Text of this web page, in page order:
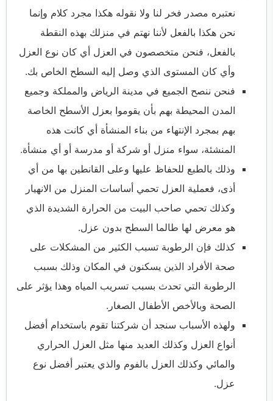
نعتبره مصدر فخر لنا ولا نقوله هكذا مجرد كلام وإنما
نحن هكذا بالفعل لأننا نهتم في منزلك بهذه النقطة
بالفعل، فنحن متخصصون في العزل أي كان نوع العزل
وأي كان المستوى الذي وصل إليه السطح الخاص بك.
فنحن ننصح الجميع في مدينة الرياض والمملكة وجميع
المدن المحيطة بهم بأن يقوموا بعزل الأسطح الخاصة
بهم بمجرد الإنتهاء من بناء المنشأة أي كانت هذه
المنشئة، سواء منزل أو شركة أو مدرسة أو أي منشأة.
وذلك بالطبع للحفاظ عليها وعلى القانطين بها من أي
أذى، فعملية العزل تحمي أساسات المنزل من الانهيار
وكذلك تحمي صاحب البيت من الحرارة الشديدة الذي
هو معرض لها طالما السطح بدون عزل.
كذلك فإن الرطوبة تسبب الكثير من المشكلات على
صحة الأفراد الذين يسكنون في المكان وذلك بسبب
الرطوبة التي تحدث بسبب تسريب المياه وهذا يؤثر على
الصحة وبالأخص الأطفال الصغار.
ولهذه الأسباب سنجد أن شركتنا تقوم باستخدام أفضل
أنواع العزل وكذلك العديد منها مثل العزل الحراري
والمائي وكذلك العزل بالفوم والذي يعتبر أفضل نوع
عزل.